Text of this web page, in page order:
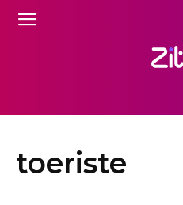
toeriste